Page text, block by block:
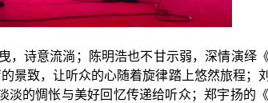
诗意流淌；陈明浩也不甘示弱，深情演绎
景致，让听众的心随着旋律踏上悠然旅程；
的惆怅与美好回忆传递给听众；郑宇扬的